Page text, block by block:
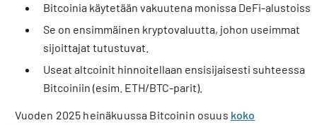
Bitcoinia käytetään vakuutena monissa DeFi-
Se on ensimmäinen kryptovaluutta, johon useimmat
sijoittajat tutustuvat.
Useat altcoinit hinnoitellaan ensisijaisesti suhteessa
Bitcoiniin (esim. ETH/BTC-parit).
Vuoden 2025 heinäkuussa Bitcoinin osuus koko